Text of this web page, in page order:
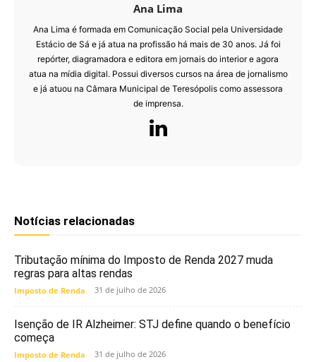
Ana Lima
Ana Lima é formada em Comunicação Social pela Universidade
Estácio de Sá e já atua na profissão há mais de 30 anos. Já foi
repórter, diagramadora e editora em jornais do interior e agora
atua na mídia digital. Possui diversos cursos na área de jornalismo
e já atuou na Câmara Municipal de Teresópolis como assessora
de imprensa.
Notícias relacionadas
Tributação mínima do Imposto de Renda 2027 muda
regras para altas rendas
Imposto de Renda 31 de julho de 2026
Isenção de IR Alzheimer: STJ define quando o benefício
começa
Imposto de Renda 31 de julho de 2026